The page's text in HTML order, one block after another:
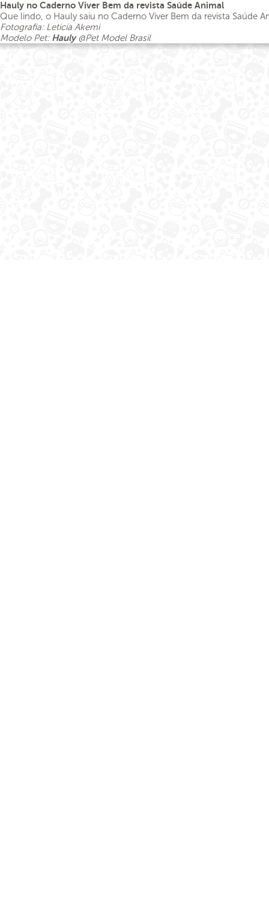
Hauly no Caderno Viver Bem da revista Saúde Animal
Que lindo, o Hauly saiu no Caderno Viver Bem da revista Saúde
Fotografia: Leticia Akemi
Modelo Pet: Hauly@Pet Model Brasil